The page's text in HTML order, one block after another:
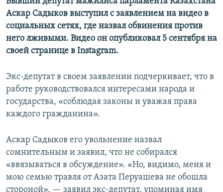
Аскар Садыков выступил с заявлением на видео в
социальных сетях, где назвал обвинения против
него лживыми. Видео он опубликовал 5 сентября на
своей странице в Instagram.
Экс-депутат в своем заявлении подчеркивает, что в
работе руководствовался интересами народа и
государства, «соблюдая законы и уважая права
каждого гражданина».
Аскар Садыков его увольнение назвал
сомнительным и заявил, что не собирался
«ввязываться в обсуждение». «Но, видимо, меня и
мою семью травля от Азата Перуашева не обошла
стороной», — заявил экс-депутат, упоминая имя